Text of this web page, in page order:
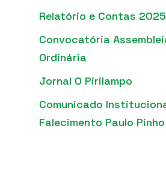
Relatório e Contas 2025
Convocatória
Ordinária
Jornal O Pirilampo
Comunicado
Falecimento Paulo Pinho